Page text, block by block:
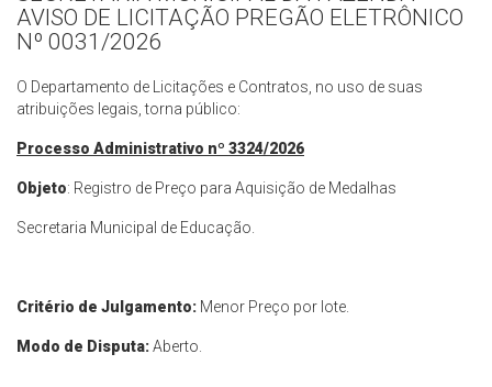
AVISO DE LICITAÇÃO PREGÃO ELETRÔNICO
Nº 0031/2026
O Departamento de Licitações e Contratos, no uso de suas
atribuições legais, torna público:
Processo Administrativo nº 3324/2026
Objeto: Registro de Preço para Aquisição de Medalhas
Secretaria Municipal de Educação.
Critério de Julgamento: Menor Preço por lote.
Modo de Disputa:Aberto.